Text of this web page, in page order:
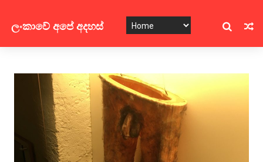
ලංකාවේ අපේ අදහස්